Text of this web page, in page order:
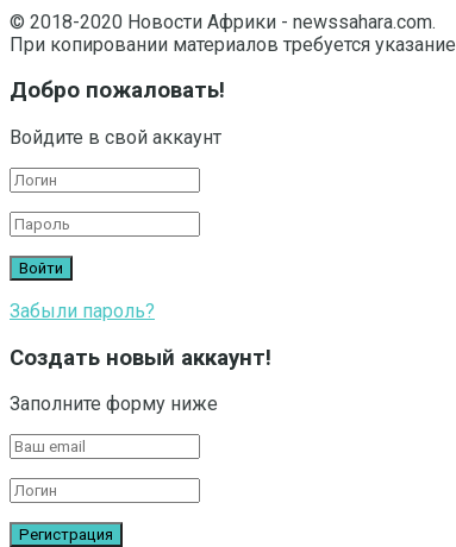
© 2018-2020 Новости Африки - newssahara.com.
При копировании материалов требуется
Добро пожаловать!
Войдите в свой аккаунт
Забыли пароль?
Создать новый аккаунт!
Заполните форму ниже